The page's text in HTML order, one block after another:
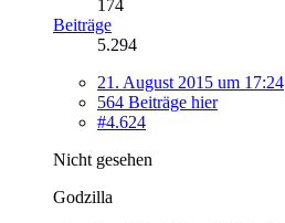
174
Beiträge
5.294
21. August 2015 um 17:24
564 Beiträge hier
#4.624
Nicht gesehen
Godzilla